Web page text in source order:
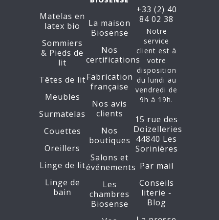
Matelas en
latex bio
Sommiers
& Pieds de
lit
Têtes de lit
Meubles
Surmatelas
Couettes
Oreillers
Linge de lit
Linge de
bain
La maison
Biosense
Nos
certifications
Fabrication
française
Nos avis
clients
Nos
boutiques
Salons et
événements
Les
chambres
Biosense
+33 (2) 40
84 02 38
Notre
service
client est à
votre
disposition
du lundi au
vendredi de
9h à 19h.
15 rue des
Doizelleries
44840 Les
Sorinières
Par mail
Conseils
literie -
Blog